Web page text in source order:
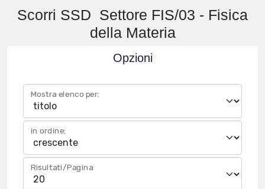
Scorri SSD Settore FIS/03 - Fisica
della Materia
Opzioni
Mostra elenco per:
in ordine:
Risultati/Pagina